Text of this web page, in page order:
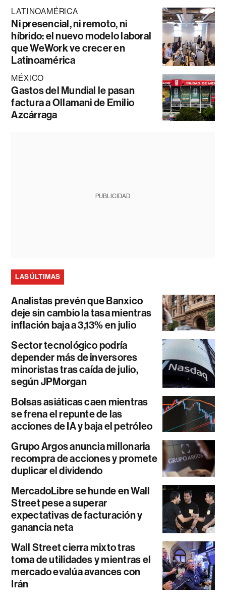
LATINOAMÉRICA
Ni presencial, ni remoto, ni
híbrido: el nuevo modelo laboral
que WeWork ve crecer en
Latinoamérica
MÉXICO
Gastos del Mundial le pasan
factura a Ollamani de Emilio
Azcárraga
PUBLICIDAD
LAS ÚLTIMAS
Analistas prevén que Banxico
deje sin cambio la tasa mientras
inflación baja a 3,13% en julio
Sector tecnológico podría
depender más de inversores
minoristas tras caída de julio,
según JPMorgan
Bolsas asiáticas caen mientras
se frena el repunte de las
acciones de IA y baja el petróleo
Grupo Argos anuncia millonaria
recompra de acciones y promete
duplicar el dividendo
MercadoLibre se hunde en Wall
Street pese a superar
expectativas de facturación y
ganancia neta
Wall Street cierra mixto tras
toma de utilidades y mientras el
mercado evalúa avances con
Irán